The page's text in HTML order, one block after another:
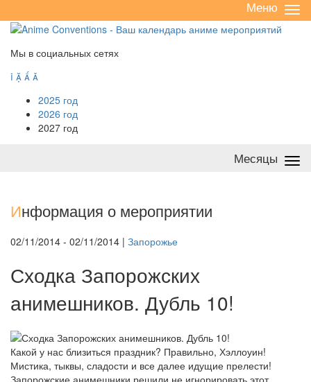
/
Меню
Мы в социальных сетях
   
2025 год
2026 год
2027 год
Месяцы
Информация о мероприятии
02/11/2014 - 02/11/2014 | Запорожье
Сходка Запорожских
анимешников. Дубль 10!
Какой у нас близиться праздник? Правильно, Хэллоуин!
Мистика, тыквы, сладости и все далее идущие прелести!